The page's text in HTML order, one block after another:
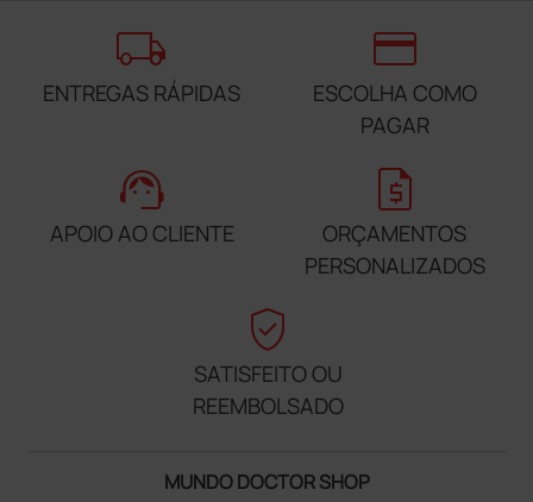
local_shipping
ENTREGAS RÁPIDAS
credit_card
ESCOLHA COMO
PAGAR
support_agent
APOIO AO CLIENTE
request_quote
ORÇAMENTOS
PERSONALIZADOS
verified_user
SATISFEITO OU
REEMBOLSADO
MUNDO DOCTOR SHOP